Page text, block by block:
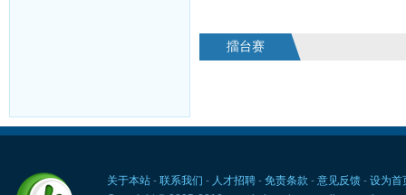
擂台赛
关于本站- 联系我们 - 人才招聘- 免责条款 - 意见反馈- 设为首